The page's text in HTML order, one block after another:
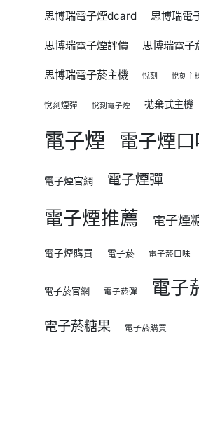
思博瑞電子煙dcard 思博瑞電
思博瑞電子煙評價 思博瑞電子
思博瑞電子菸主機 悅刻 悅刻主
悅刻煙彈 悅刻電子煙 拋棄式主機
電子煙 電子煙
電子煙官網 電子煙彈
電子煙推薦 電子煙
電子煙購買 電子菸 電子菸口味
電子菸官網 電子菸彈 電子
電子菸糖果 電子菸購買